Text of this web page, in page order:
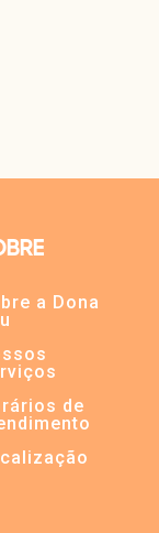
a Dona
de